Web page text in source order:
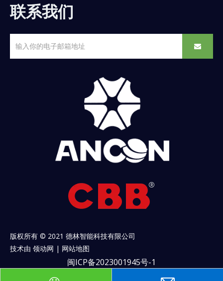
联系我们
版权所有 © 2021 德林智能科技有限公司
技术由 领动网 | 网站地图
闽ICP备2023001945号-1